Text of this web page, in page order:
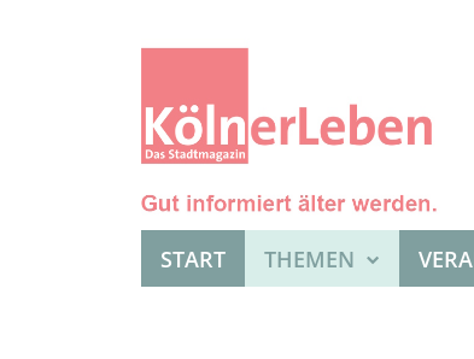
START THEMEN